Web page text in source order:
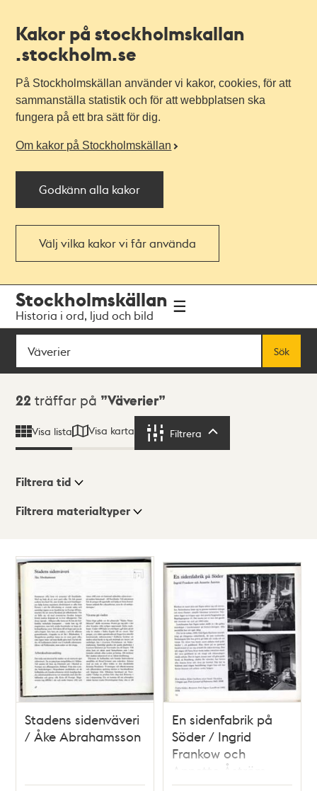
Kakor på stockholmskallan
.stockholm.se
På Stockholmskällan använder vi kakor, cookies, för att
sammanställa statistik och för att webbplatsen ska
fungera på ett bra sätt för dig.
Om kakor på Stockholmskällan
Godkänn alla kakor
Välj vilka kakor vi får använda
navigationen
huvudinnehållet
Stockholmskällan
Historia i ord, ljud och bild
Sök
Sök
Sökresultat
22 träffar på Väverier
Visa lista Visa karta Filtrera
Visningsläge
Lista
Karta
Filtrera tid
Filtrera materialtyper
träffar
Stadens sidenväveri
/ Åke Abrahamsson
En sidenfabrik på
Söder / Ingrid
Frankow och
Annette Åström